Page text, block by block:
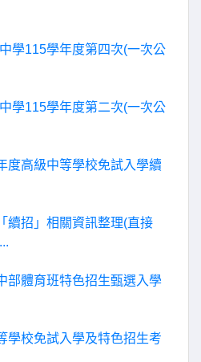
學115學年度第四次(一次公
學115學年度第二次(一次公
度高級中等學校免試入學續
續招」相關資訊整理(直接
部體育班特色招生甄選入學
學校免試入學及特色招生考